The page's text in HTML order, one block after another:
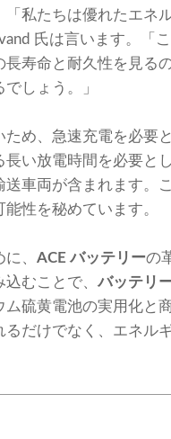
私たちは優れたエネ
氏は言います。「
寿命と耐久性を見る
しょう。」
め、急速充電を必要
い放電時間を必要と
車両が含まれます。
性を秘めています。
、 ACE バッテリーの
むことで、 バッテリ
硫黄電池の実用化と
だけでなく、エネル